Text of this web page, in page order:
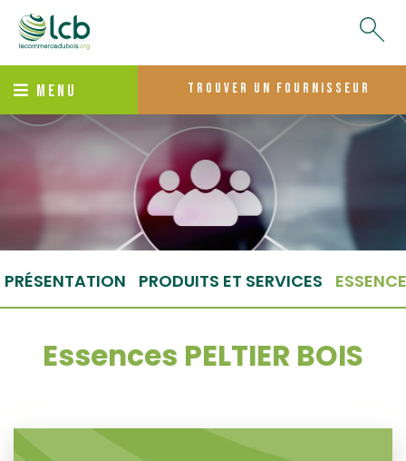
MENU trouver un fournisseur
PRÉSENTATION PRODUITS ET SERVICES
Essences PELTIER BOIS